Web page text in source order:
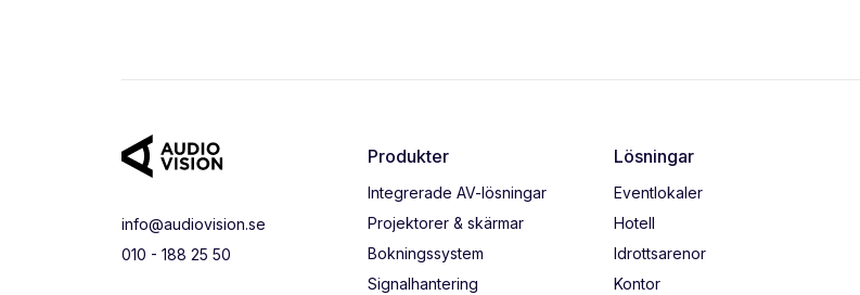
info@audiovision.se
010 - 188 25 50
Produkter
Integrerade AV-lösningar
Projektorer & skärmar
Bokningssystem
Signalhantering
Lösningar
Eventlokaler
Hotell
Idrottsarenor
Kontor